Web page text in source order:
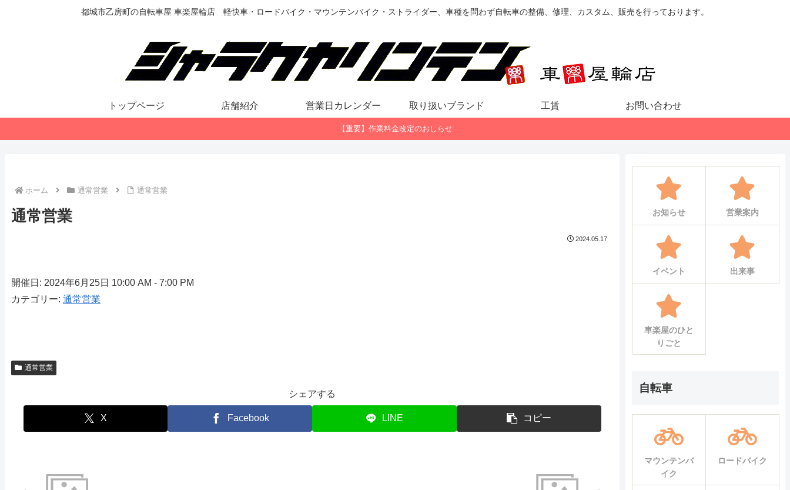
都城市乙房町の自転車屋 車楽屋輪店 軽快車・ロードバイク・マウンテンバイク・ストライダー、車種を問わず自転車の整備、修理、カスタム、販売を行っております。
トップページ 店舗紹介 営業日カレンダー 取り扱いブランド 工賃 お問い合わせ
【重要】作業料金改定のおしらせ
ホーム 通常営業 通常営業
通常営業
2024.05.17
開催日: 2024年6月25日 10:00 AM - 7:00 PM
カテゴリー: 通常営業
通常営業
シェアする
X Facebook LINE コピー
お知らせ 営業案内
イベント 出来事
車楽屋のひと
りごと
自転車
マウンテンバ
イク
ロードバイク